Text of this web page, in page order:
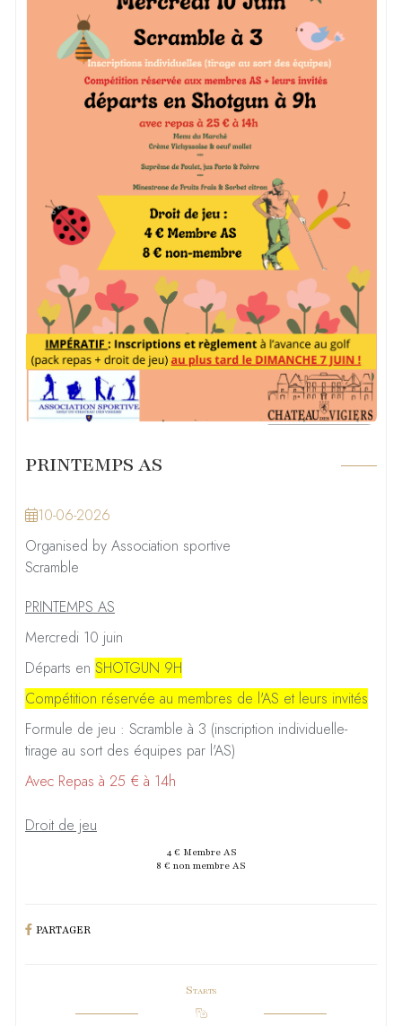
PRINTEMPS AS
10-06-2026
Organised by Association sportive
Scramble
PRINTEMPS AS
Mercredi 10 juin
Départs en SHOTGUN 9H
Compétition réservée au membres de l'AS et leurs invités
Formule de jeu : Scramble à 3 (inscription individuelle-
tirage au sort des équipes par l'AS)
Avec Repas à 25 € à 14h
Droit de jeu
4 € Membre AS
8 € non membre AS
PARTAGER
Starts